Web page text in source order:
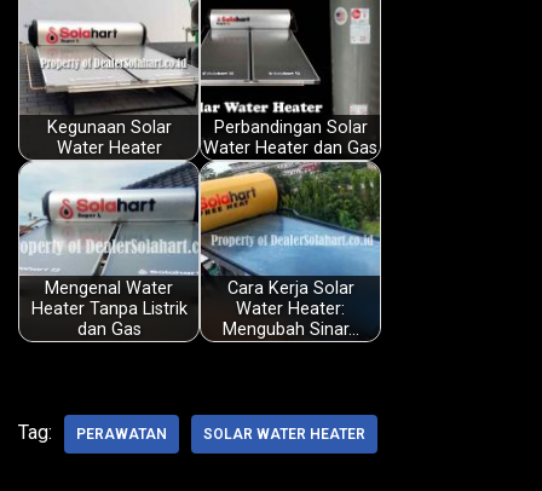
e
b
o
o
k
s
A
p
p
e
d
n
e
d
s
r
Kegunaan Solar
Water Heater
Perbandingan Solar
Water Heater dan Gas
Mengenal Water
Heater Tanpa Listrik
dan Gas
Cara Kerja Solar
Water Heater:
Mengubah Sinar…
Tag: PERAWATAN SOLAR WATER HEATER